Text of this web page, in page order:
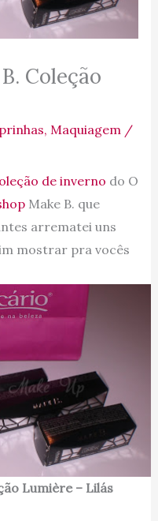
Coleção
, Maquiagem/
de inverno do O
Make B. que
arrematei uns
mostrar pra vocês
Lumière – Lilás